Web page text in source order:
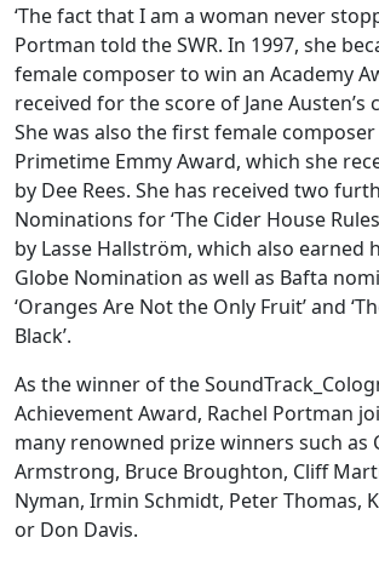
‘The fact that I am a woman never
Portman told the SWR. In 1997, she
female composer to win an Academy
received for the score of Jane Austen’s
She was also the first female
Primetime Emmy Award, which she
by Dee Rees. She has received two
Nominations for ‘The Cider House
by Lasse Hallström, which also earned
Globe Nomination as well as Bafta
‘Oranges Are Not the Only Fruit’ and
Black’.
As the winner of the
Achievement Award, Rachel Portman
many renowned prize winners such as
Armstrong, Bruce Broughton, Cliff
Nyman, Irmin Schmidt, Peter Thomas,
or Don Davis.